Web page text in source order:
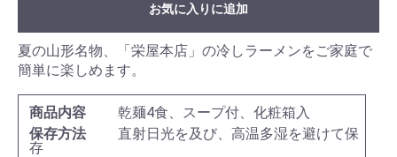
お気に入りに追加
夏の山形名物、「栄屋本店」の冷しラーメンをご家庭で
簡単に楽しめます。
商品内容
乾麺4食、スープ付、化粧箱入
保存方法
直射日光を及び、高温多湿を避けて保
存